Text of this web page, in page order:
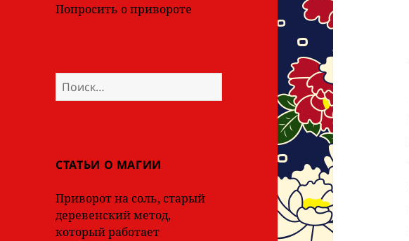
Попросить о привороте
Найти:
СТАТЬИ О МАГИИ
Приворот на соль, старый
деревенский метод,
который работает